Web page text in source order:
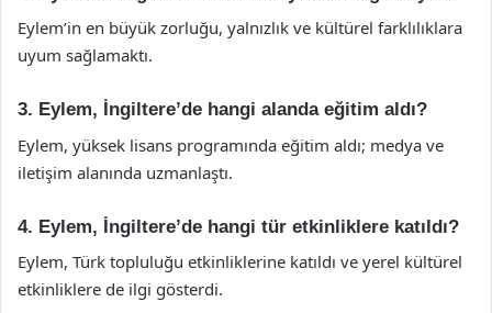
Eylem’in en büyük zorluğu, yalnızlık ve kültürel farklılıklara
uyum sağlamaktı.
3. Eylem, İngiltere’de hangi alanda eğitim aldı?
Eylem, yüksek lisans programında eğitim aldı; medya ve
iletişim alanında uzmanlaştı.
4. Eylem, İngiltere’de hangi tür etkinliklere katıldı?
Eylem, Türk topluluğu etkinliklerine katıldı ve yerel kültürel
etkinliklere de ilgi gösterdi.